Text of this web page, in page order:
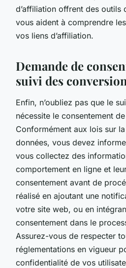
d’affiliation offrent des outils
vous aident à comprendre
vos liens d’affiliation.
Demande de
suivi des
Enfin, n’oubliez pas que le
nécessite le consentement de
Conformément aux lois sur
données, vous devez
vous collectez des
comportement en ligne et
consentement avant de
réalisé en ajoutant une
votre site web, ou en
consentement dans le
Assurez-vous de respecter
réglementations en vigueur
confidentialité de vos